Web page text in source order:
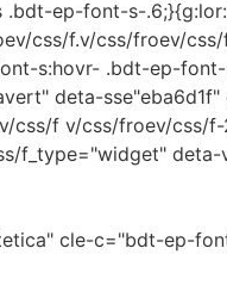
ep-font-s-
css/f.v/css/froev/
s:hovr- .bdt-ep-
deta-
css/f v/css/froev/css/
f_type="widget"
cle-c="bdt-